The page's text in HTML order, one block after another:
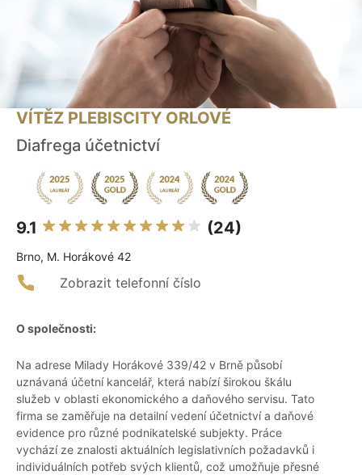
VÍTĚZ PLEBISCITY ORLOVÉ
Diafrega účetnictví
9.1 (24)
Brno, M. Horákové 42
Zobrazit telefonní číslo
O společnosti:
Na adrese Milady Horákové 339/42 v Brně působí
uznávaná účetní kancelář, která nabízí širokou škálu
služeb v oblasti ekonomického a daňového servisu. Tato
firma se zaměřuje na detailní vedení účetnictví a daňové
evidence pro různé podnikatelské subjekty. Práce
vychází ze znalosti aktuálních legislativních požadavků i
individuálních potřeb svých klientů, což umožňuje přesné